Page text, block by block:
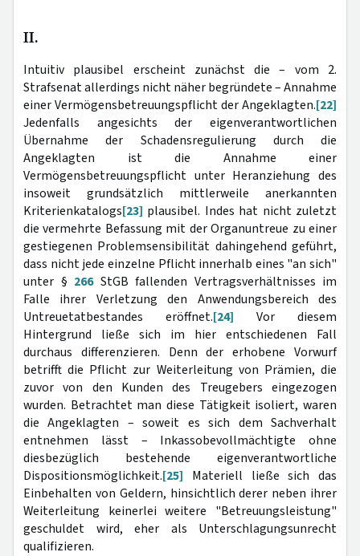
II.
Intuitiv plausibel erscheint zunächst die – vom 2.
Strafsenat allerdings nicht näher begründete – Annahme
einer Vermögensbetreuungspflicht der Angeklagten.[22]
Jedenfalls angesichts der eigenverantwortlichen
Übernahme der Schadensregulierung durch die
Angeklagten ist die Annahme einer
Vermögensbetreuungspflicht unter Heranziehung des
insoweit grundsätzlich mittlerweile anerkannten
Kriterienkatalogs[23] plausibel. Indes hat nicht zuletzt
die vermehrte Befassung mit der Organuntreue zu einer
gestiegenen Problemsensibilität dahingehend geführt,
dass nicht jede einzelne Pflicht innerhalb eines "an sich"
unter § 266StGB fallenden Vertragsverhältnisses im
Falle ihrer Verletzung den Anwendungsbereich des
Untreuetatbestandes eröffnet.[24] Vor diesem
Hintergrund ließe sich im hier entschiedenen Fall
durchaus differenzieren. Denn der erhobene Vorwurf
betrifft die Pflicht zur Weiterleitung von Prämien, die
zuvor von den Kunden des Treugebers eingezogen
wurden. Betrachtet man diese Tätigkeit isoliert, waren
die Angeklagten – soweit es sich dem Sachverhalt
entnehmen lässt – Inkassobevollmächtigte ohne
diesbezüglich bestehende eigenverantwortliche
Dispositionsmöglichkeit.[25] Materiell ließe sich das
Einbehalten von Geldern, hinsichtlich derer neben ihrer
Weiterleitung keinerlei weitere "Betreuungsleistung"
geschuldet wird, eher als Unterschlagungsunrecht
qualifizieren.